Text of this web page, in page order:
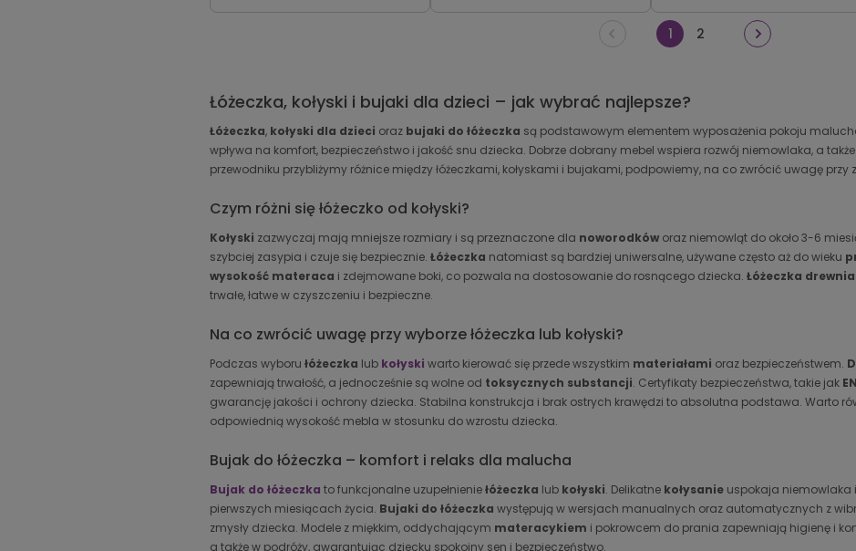
1 2
Łóżeczka, kołyski i bujaki dla dzieci – jak wybrać najlepsze?
Łóżeczka, kołyski dla dzieci oraz bujaki do łóżeczka są podstawowym elementem wyposażenia pokoju
wpływa na komfort, bezpieczeństwo i jakość snu dziecka. Dobrze dobrany mebel wspiera rozwój niemowlaka, a
przewodniku przybliżymy różnice między łóżeczkami, kołyskami i bujakami, podpowiemy, na co zwrócić uwagę
Czym różni się łóżeczko od kołyski?
Kołyski zazwyczaj mają mniejsze rozmiary i są przeznaczone dla noworodkóworaz niemowląt do około 3-6
szybciej zasypia i czuje się bezpiecznie. Łóżeczka natomiast są bardziej uniwersalne, używane często aż do wieku
wysokość materaca i zdejmowane boki, co pozwala na dostosowanie do rosnącego dziecka. Łóżeczka
trwałe, łatwe w czyszczeniu i bezpieczne.
Na co zwrócić uwagę przy wyborze łóżeczka lub kołyski?
Podczas wyboru łóżeczka lub kołyski warto kierować się przede wszystkim materiałami oraz bezpieczeństwem.
zapewniają trwałość, a jednocześnie są wolne od toksycznych substancji. Certyfikaty bezpieczeństwa, takie jak
gwarancję jakości i ochrony dziecka. Stabilna konstrukcja i brak ostrych krawędzi to absolutna podstawa. Warto
odpowiednią wysokość mebla w stosunku do wzrostu dziecka.
Bujak do łóżeczka – komfort i relaks dla malucha
Bujak do łóżeczka to funkcjonalne uzupełnieniełóżeczka lub kołyski. Delikatne kołysanieuspokaja niemowlaka
pierwszych miesiącach życia. Bujaki do łóżeczka występują w wersjach manualnych oraz automatycznych z
zmysły dziecka. Modele z miękkim, oddychającym materacykiem i pokrowcem do prania zapewniają higienę i
a także w podróży, gwarantując dziecku spokojny sen i bezpieczeństwo.